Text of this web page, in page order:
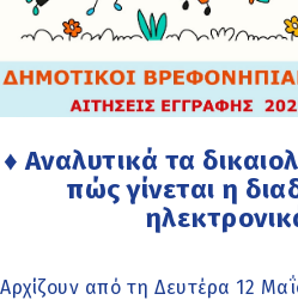
♦ Αναλυτικά τα
πώς γίνεται η
Αρχίζουν από τη Δευτέρα 12